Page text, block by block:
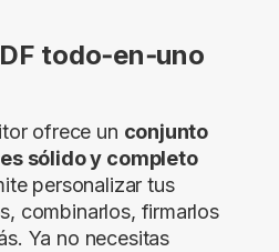
todo‑en‑uno
ofrece un conjunto
sólido y completo
personalizar tus
combinarlos, firmarlos
Ya no necesitas